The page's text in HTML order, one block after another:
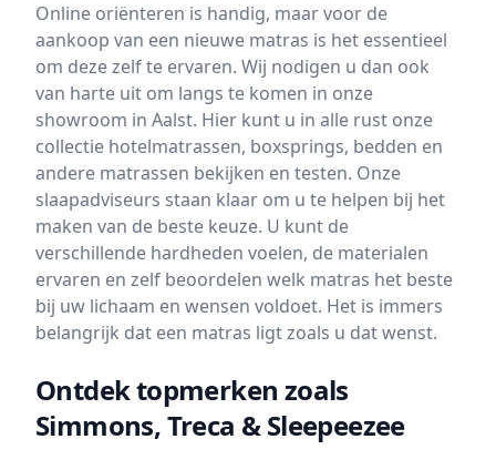
Online oriënteren is handig, maar voor de
aankoop van een nieuwe matras is het essentieel
om deze zelf te ervaren. Wij nodigen u dan ook
van harte uit om langs te komen in onze
showroom in Aalst. Hier kunt u in alle rust onze
collectie hotelmatrassen, boxsprings, bedden en
andere matrassen bekijken en testen. Onze
slaapadviseurs staan klaar om u te helpen bij het
maken van de beste keuze. U kunt de
verschillende hardheden voelen, de materialen
ervaren en zelf beoordelen welk matras het beste
bij uw lichaam en wensen voldoet. Het is immers
belangrijk dat een matras ligt zoals u dat wenst.
Ontdek topmerken zoals
Simmons, Treca & Sleepeezee